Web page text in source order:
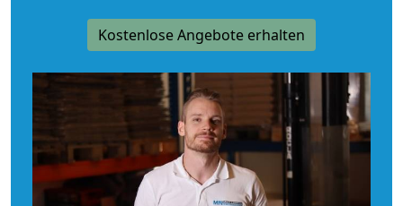
Kostenlose Angebote erhalten